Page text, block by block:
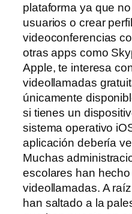
plataforma ya que
usuarios o crear
videoconferencias
otras apps como
Apple, te interesa
videollamadas
únicamente
si tienes un
sistema operativo
aplicación debería
Muchas
escolares han
videollamadas. A
han saltado a la